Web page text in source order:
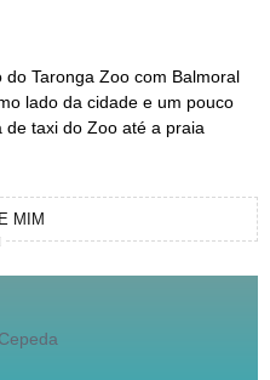
Taronga Zoo com Balmoral
lado da cidade e um pouco
taxi do Zoo até a praia
MIM